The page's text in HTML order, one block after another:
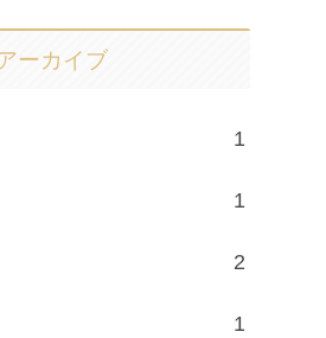
ーカイブ
1
1
2
1